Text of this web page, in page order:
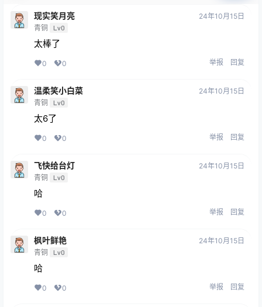
现实笑月亮
青铜 Lv0
24年10月15日
太棒了
0 0 举报 回复
温柔笑小白菜
青铜 Lv0
24年10月15日
太6了
0 0 举报 回复
飞快给台灯
青铜 Lv0
24年10月15日
哈
0 0 举报 回复
枫叶鲜艳
青铜 Lv0
24年10月15日
哈
0 0 举报 回复